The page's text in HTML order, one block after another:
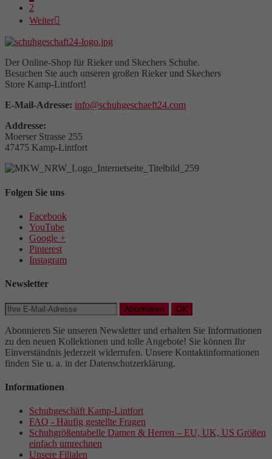
2
Weiter
Der Online-Shop für Rieker und Skechers Schuhe.
Besuchen Sie auch unseren großen Rieker und Skechers
Store Kamp-Lintfort!
E-Mail-Adresse: info@schuhgeschaeft24.com
Addresse:
Moerser Strasse 255
47475 Kamp-Lintfort
Folgen Sie uns
Facebook
YouTube
Google +
Pinterest
Instagram
Newsletter
Abonnieren OK
Abonnieren Sie unseren Newsletter und erhalten Sie Informationen
zu den neuen Kollektionen und tolle Angebote! Sie können Ihr
Einverständnis jederzeit widerrufen. Unsere Kontaktinformationen
finden Sie u. a. in der Datenschutzerklärung.
Informationen
Schuhgeschäft Kamp-Lintfort
FAQ - Häufig gestellte Fragen
Schuhgrößentabelle Damen & Herren – EU, UK, US Größen
einfach umrechnen
Unsere Filialen